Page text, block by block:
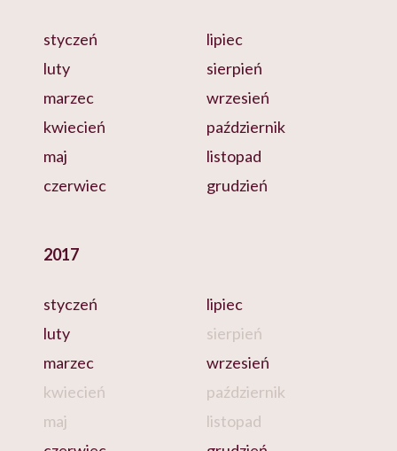
styczeń
luty
marzec
kwiecień
maj
czerwiec
lipiec
sierpień
wrzesień
październik
listopad
grudzień
2017
styczeń
luty
marzec
kwiecień
maj
lipiec
sierpień
wrzesień
październik
listopad